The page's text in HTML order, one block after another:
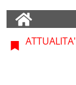
ATTUALITA'